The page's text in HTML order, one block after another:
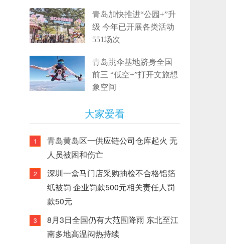
青岛加快推进“公园+”升
级 今年已开展各类活动
551场次
青岛跳伞基地跻身全国
前三 “低空+”打开文旅想
象空间
大家爱看
1
青岛黄岛区一供应链公司仓库起火 无
人员被困和伤亡
2
深圳一盒马门店采购抽检不合格铝箔
纸被罚 企业罚款500元相关责任人罚
款50元
3
8月3日全国仍有大范围降雨 东北至江
南多地高温闷热持续